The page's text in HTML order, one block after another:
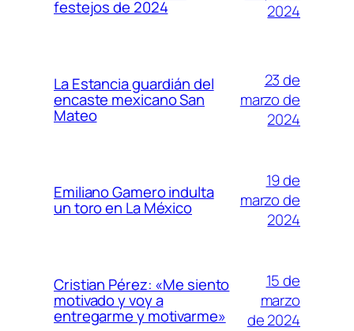
festejos de 2024
2024
La Estancia guardián del
encaste mexicano San
Mateo
23 de
marzo de
2024
Emiliano Gamero indulta
un toro en La México
19 de
marzo de
2024
Cristian Pérez: «Me siento
motivado y voy a
entregarme y motivarme»
15 de
marzo
de 2024